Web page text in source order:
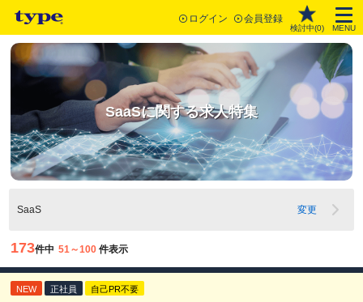
ログイン 会員登録
検討中(0) MENU
SaaSに関する求人特集
SaaS 変更
173件中 51～100 件表示
NEW 正社員 自己PR不要